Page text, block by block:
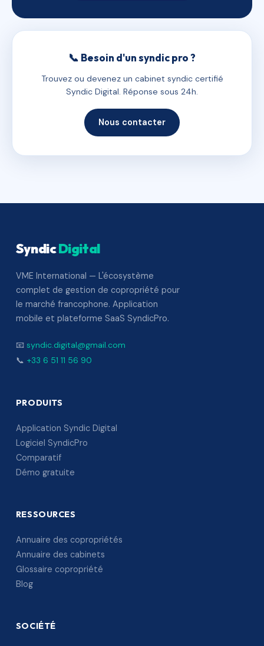
📞 Besoin d'un syndic pro ?
Trouvez ou devenez un cabinet syndic certifié
Syndic Digital. Réponse sous 24h.
Nous contacter
SyndicDigital
VME International — L'écosystème
complet de gestion de copropriété pour
le marché francophone. Application
mobile et plateforme SaaS SyndicPro.
📧 syndic.digital@gmail.com
📞 +33 6 51 11 56 90
PRODUITS
Application Syndic Digital
Logiciel SyndicPro
Comparatif
Démo gratuite
RESSOURCES
Annuaire des copropriétés
Annuaire des cabinets
Glossaire copropriété
Blog
SOCIÉTÉ